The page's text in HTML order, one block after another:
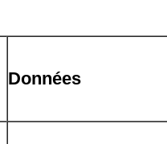
Données